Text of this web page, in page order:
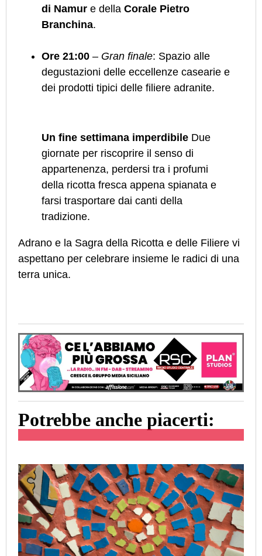
di Namur e della Corale Pietro
Branchina.
Ore 21:00 – Gran finale: Spazio alle
degustazioni delle eccellenze casearie e
dei prodotti tipici delle filiere adranite.
Un fine settimana imperdibile Due
giornate per riscoprire il senso di
appartenenza, perdersi tra i profumi
della ricotta fresca appena spianata e
farsi trasportare dai canti della
tradizione.
Adrano e la Sagra della Ricotta e delle Filiere vi
aspettano per celebrare insieme le radici di una
terra unica.
Potrebbe anche piacerti: